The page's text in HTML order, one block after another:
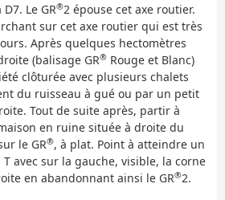
Le GR®2 épouse cet axe routier.
sur cet axe routier qui est très
Après quelques hectomètres
(balisage GR® Rouge et Blanc)
clôturée avec plusieurs chalets
du ruisseau à gué ou par un petit
Tout de suite après, partir à
en ruine située à droite du
le GR®, à plat. Point à atteindre un
avec sur la gauche, visible, la corne
en abandonnant ainsi le GR®2.